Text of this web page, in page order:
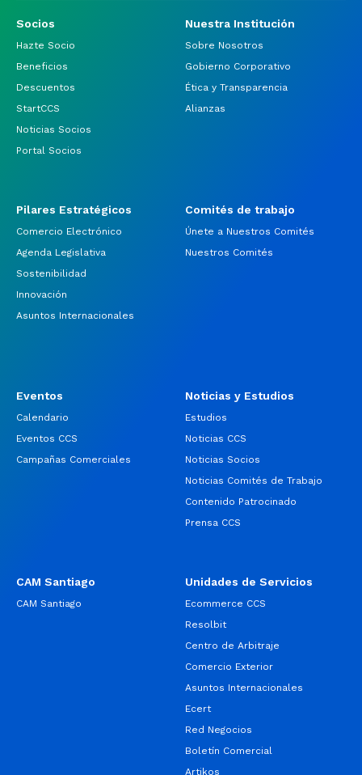
Socios
Hazte Socio
Beneficios
Descuentos
StartCCS
Noticias Socios
Portal Socios
Nuestra Institución
Sobre Nosotros
Gobierno Corporativo
Ética y Transparencia
Alianzas
Pilares Estratégicos
Comercio Electrónico
Agenda Legislativa
Sostenibilidad
Innovación
Asuntos Internacionales
Comités de trabajo
Únete a Nuestros Comités
Nuestros Comités
Eventos
Calendario
Eventos CCS
Campañas Comerciales
Noticias y Estudios
Estudios
Noticias CCS
Noticias Socios
Noticias Comités de Trabajo
Contenido Patrocinado
Prensa CCS
CAM Santiago
CAM Santiago
Unidades de Servicios
Ecommerce CCS
Resolbit
Centro de Arbitraje
Comercio Exterior
Asuntos Internacionales
Ecert
Red Negocios
Boletín Comercial
Artikos